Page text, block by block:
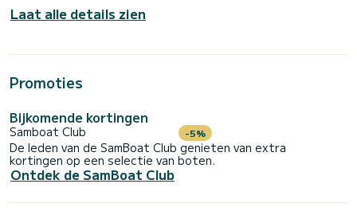
Laat alle details zien
Promoties
Bijkomende kortingen
Samboat Club -5%
De leden van de SamBoat Club genieten van extra
kortingen op een selectie van boten.
Ontdek de SamBoat Club